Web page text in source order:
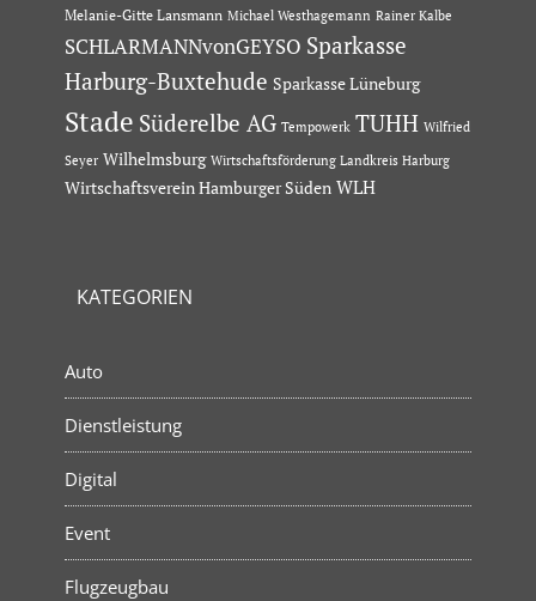
Melanie-Gitte Lansmann Michael Westhagemann Rainer Kalbe
SCHLARMANNvonGEYSO Sparkasse
Harburg-Buxtehude Sparkasse Lüneburg
Stade Süderelbe AG Tempowerk TUHH Wilfried
Seyer Wilhelmsburg Wirtschaftsförderung Landkreis Harburg
Wirtschaftsverein Hamburger Süden WLH
KATEGORIEN
Auto
Dienstleistung
Digital
Event
Flugzeugbau